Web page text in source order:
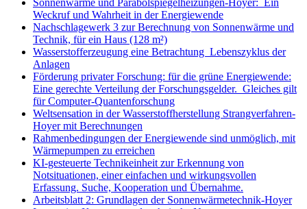
Sonnenwärme und Parabolspiegelheizungen-Hoyer: Ein
Weckruf und Wahrheit in der Energiewende
Nachschlagewerk 3 zur Berechnung von Sonnenwärme und
Technik, für ein Haus (128 m²)
Wasserstofferzeugung eine Betrachtung Lebenszyklus der
Anlagen
Förderung privater Forschung: für die grüne Energiewende:
Eine gerechte Verteilung der Forschungsgelder. Gleiches gilt
für Computer-Quantenforschung
Weltsensation in der Wasserstoffherstellung Strangverfahren-
Hoyer mit Berechnungen
Rahmenbedingungen der Energiewende sind unmöglich, mit
Wärmepumpen zu erreichen
KI-gesteuerte Technikeinheit zur Erkennung von
Notsituationen, einer einfachen und wirkungsvollen
Erfassung. Suche, Kooperation und Übernahme.
Arbeitsblatt 2: Grundlagen der Sonnenwärmetechnik-Hoyer